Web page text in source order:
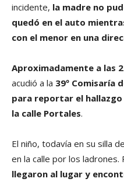
incidente, la madre no
quedó en el auto
con el menor en una
Aproximadamente a las
acudió a la 39º Comisaría
para reportar el hallazgo
la calle Portales.
El niño, todavía en su silla
en la calle por los ladrones.
llegaron al lugar y